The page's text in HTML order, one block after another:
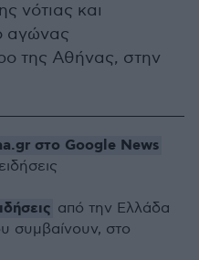
νότιας και
αγώνας
της Αθήνας, στην
στο Google News
από την Ελλάδα
συμβαίνουν, στο